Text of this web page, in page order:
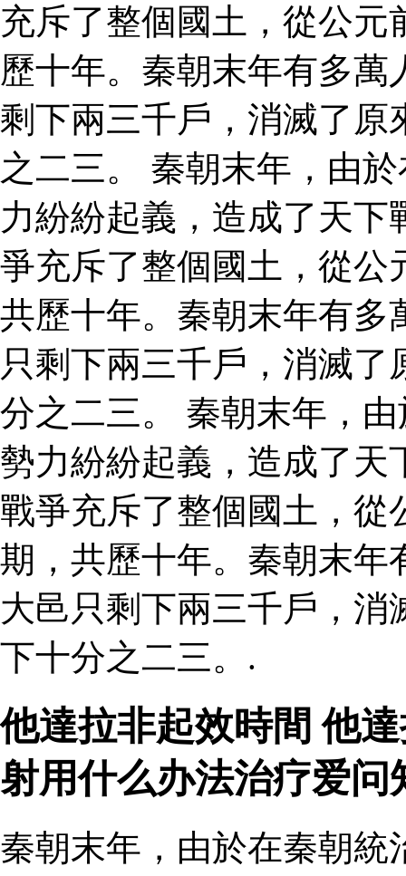
充斥了整個國土，從公
歷十年。秦朝末年有多
剩下兩三千戶，消滅了原
之二三。 秦朝末年，由
力紛紛起義，造成了天
爭充斥了整個國土，從公
共歷十年。秦朝末年有多
只剩下兩三千戶，消滅
分之二三。 秦朝末年，
勢力紛紛起義，造成了天
戰爭充斥了整個國土，從
期，共歷十年。秦朝末年
大邑只剩下兩三千戶，
下十分之二三。.
他達拉非起效時間 他
射用什么办法治疗爱问
秦朝末年，由於在秦朝統